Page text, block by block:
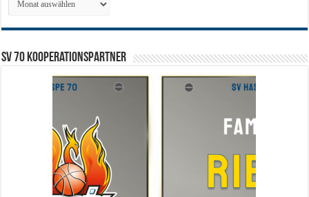
SV 70 Kooperationspartner